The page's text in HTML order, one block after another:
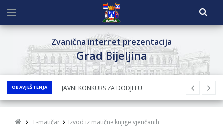
Zvanična internet prezentacija
Grad Bijeljina
OBAVJEŠTENJA
JAVNI KONKURS ZA DODJELU
BESPOVRATNIH SREDSTAVA ZA
E-matičar Izvod iz matične knjige vjenčanih